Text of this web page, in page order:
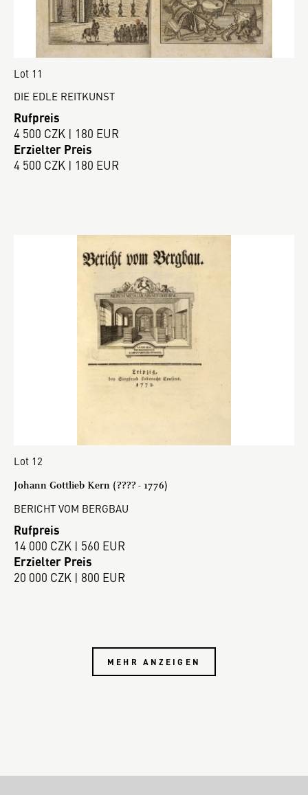
Lot 11
DIE EDLE REITKUNST
Rufpreis
4 500 CZK | 180 EUR
Erzielter Preis
4 500 CZK | 180 EUR
Lot 12
Johann Gottlieb Kern (???? - 1776)
BERICHT VOM BERGBAU
Rufpreis
14 000 CZK | 560 EUR
Erzielter Preis
20 000 CZK | 800 EUR
MEHR ANZEIGEN